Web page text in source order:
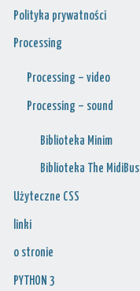
Polityka prywatności
Processing
Processing – video
Processing – sound
Biblioteka Minim
Biblioteka The MidiBus
Użyteczne CSS
linki
o stronie
PYTHON 3